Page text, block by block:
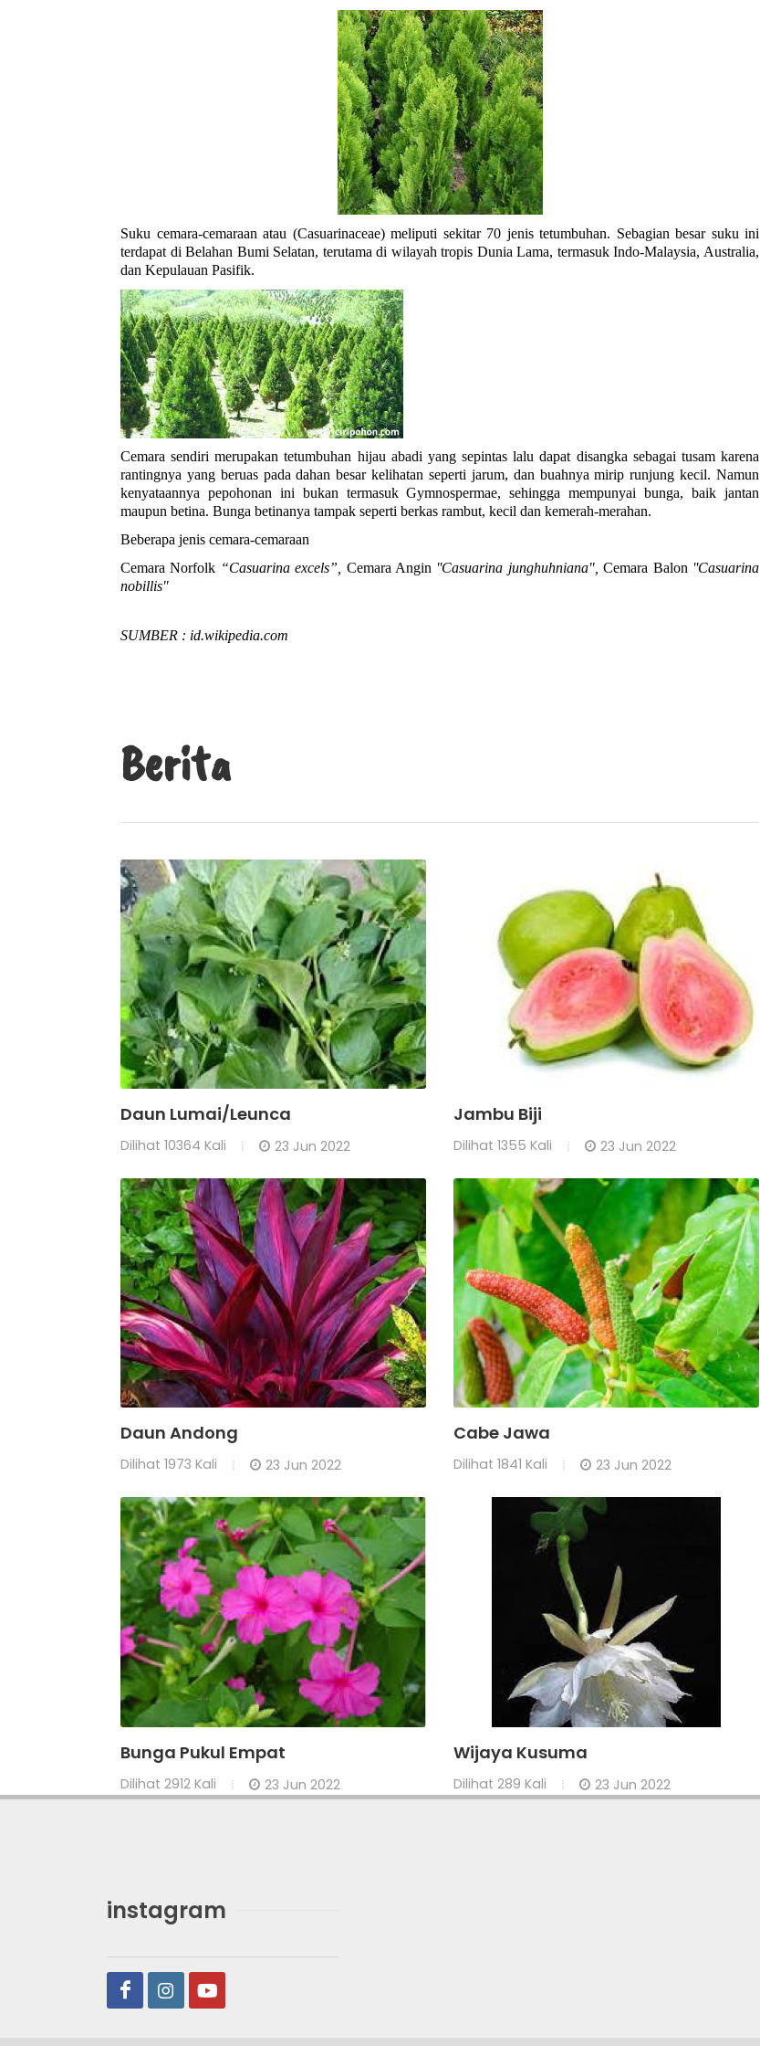
Suku cemara-cemaraan atau (Casuarinaceae) meliputi sekitar 70 jenis tetumbuhan. Sebagian besar suku ini
terdapat di Belahan Bumi Selatan, terutama di wilayah tropis Dunia Lama, termasuk Indo-Malaysia, Australia,
dan Kepulauan Pasifik.
Cemara sendiri merupakan tetumbuhan hijau abadi yang sepintas lalu dapat disangka sebagai tusam karena
rantingnya yang beruas pada dahan besar kelihatan seperti jarum, dan buahnya mirip runjung kecil. Namun
kenyataannya pepohonan ini bukan termasuk Gymnospermae, sehingga mempunyai bunga, baik jantan
maupun betina. Bunga betinanya tampak seperti berkas rambut, kecil dan kemerah-merahan.
Beberapa jenis cemara-cemaraan
Cemara Norfolk “Casuarina excels”, Cemara Angin ''Casuarina junghuhniana", Cemara Balon ''Casuarina
nobillis"
SUMBER : id.wikipedia.com
Berita
Daun Lumai/Leunca
Dilihat 10364 Kali 23 Jun 2022
Jambu Biji
Dilihat 1355 Kali 23 Jun 2022
Daun Andong
Dilihat 1973 Kali 23 Jun 2022
Cabe Jawa
Dilihat 1841 Kali 23 Jun 2022
Bunga Pukul Empat
Dilihat 2912 Kali 23 Jun 2022
Wijaya Kusuma
Dilihat 289 Kali 23 Jun 2022
instagram